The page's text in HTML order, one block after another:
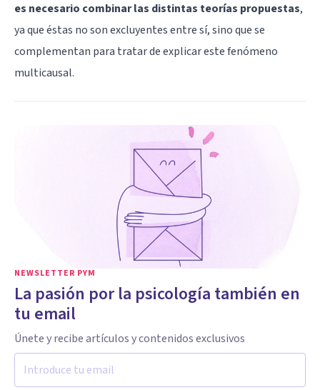
es necesario combinar las distintas teorías propuestas,
ya que éstas no son excluyentes entre sí, sino que se
complementan para tratar de explicar este fenómeno
multicausal.
NEWSLETTER PYM
La pasión por la psicología también en
tu email
Únete y recibe artículos y contenidos exclusivos